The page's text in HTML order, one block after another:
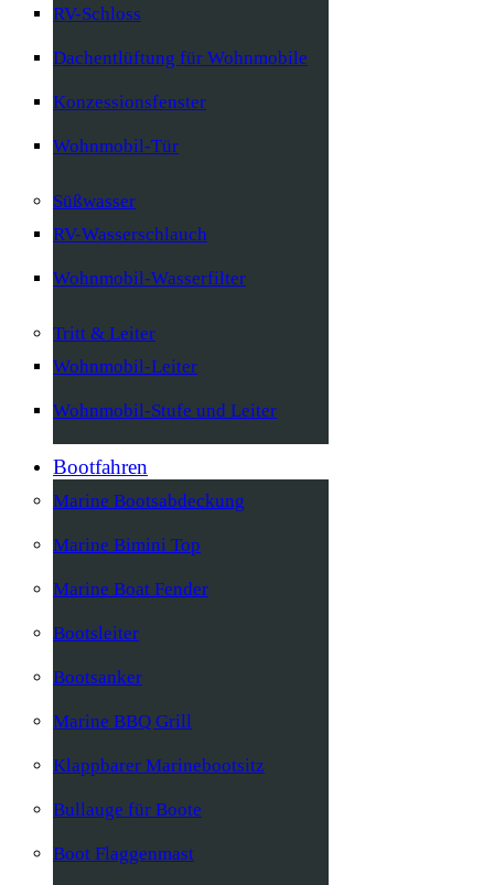
RV-Schloss
Dachentlüftung für Wohnmobile
Konzessionsfenster
Wohnmobil-Tür
Süßwasser
RV-Wasserschlauch
Wohnmobil-Wasserfilter
Tritt & Leiter
Wohnmobil-Leiter
Wohnmobil-Stufe und Leiter
Bootfahren
Marine Bootsabdeckung
Marine Bimini Top
Marine Boat Fender
Bootsleiter
Bootsanker
Marine BBQ Grill
Klappbarer Marinebootsitz
Bullauge für Boote
Boot Flaggenmast